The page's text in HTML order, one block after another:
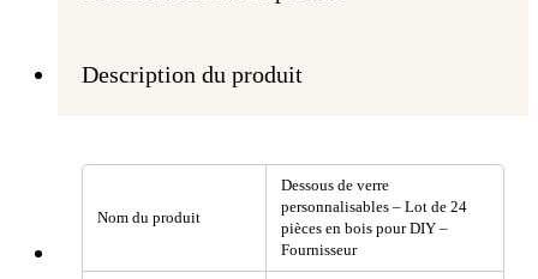
Description du produit
Nom du produit
Dessous de verre
personnalisables – Lot de 24
pièces en bois pour DIY –
Fournisseur